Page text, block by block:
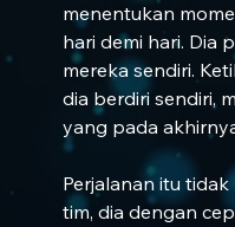
menentukan
hari demi hari. Dia
mereka sendiri.
dia berdiri sendiri,
yang pada
Perjalanan itu
tim, dia dengan